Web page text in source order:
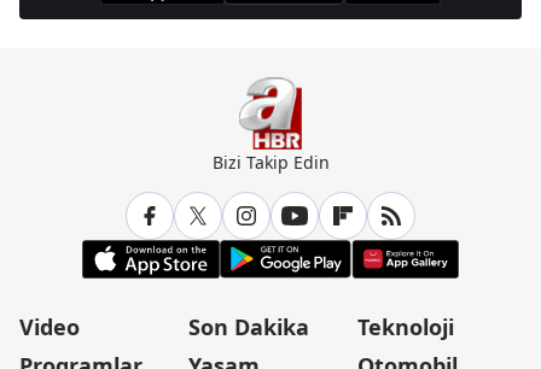
Bizi Takip Edin
Video
Son Dakika
Teknoloji